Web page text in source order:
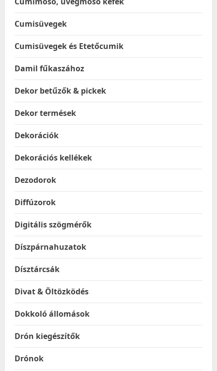
Cumisüvegek
Cumisüvegek és Etetőcumik
Damil fűkaszához
Dekor betűzők & pickek
Dekor termések
Dekorációk
Dekorációs kellékek
Dezodorok
Diffúzorok
Digitális szögmérők
Díszpárnahuzatok
Dísztárcsák
Divat & Öltözködés
Dokkoló állomások
Drón kiegészítők
Drónok